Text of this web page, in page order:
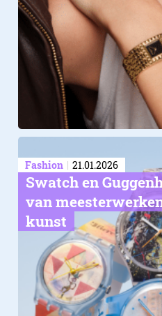
Fashion 21.01.2026
Swatch en
van
kunst